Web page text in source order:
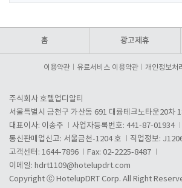
홈 광고제휴
이용약관 유료서비스 이용약관 개인정보처
주식회사 호텔업디알티
서울특별시 금천구 가산동 691 대륭테크노타운20차
대표이사: 이송주
사업자등록번호: 441-87-01934
통신판매업신고: 서울금천-1204 호
직업정보:
고객센터: 1644-7896
Fax: 02-2225-8487
이메일: hdrt1109@hotelupdrt.com
Copyright ⓒ HotelupDRT Corp. All Right